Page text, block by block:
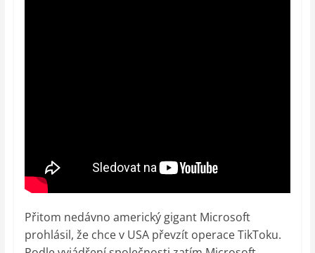
Přitom nedávno americký gigant Microsoft
prohlásil, že chce v USA převzít operace TikToku.